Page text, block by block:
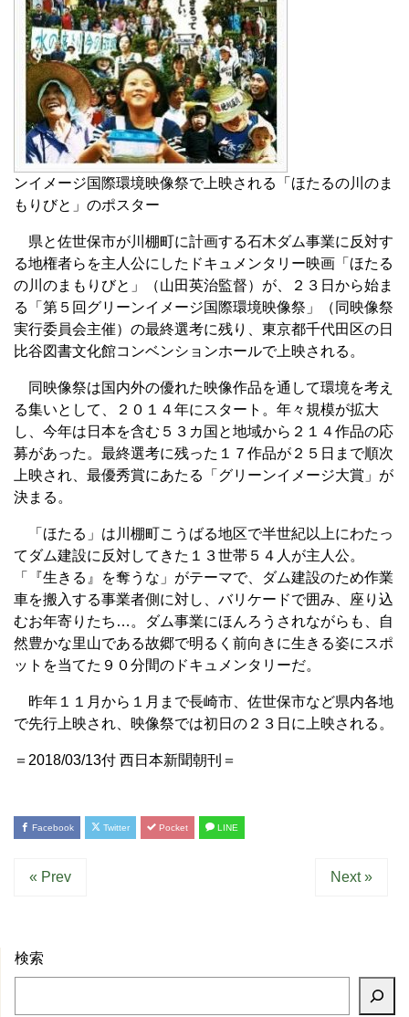
ンイメージ国際環境映像祭で上映される「ほたるの川のま
もりびと」のポスター
県と佐世保市が川棚町に計画する石木ダム事業に反対す
る地権者らを主人公にしたドキュメンタリー映画「ほたる
の川のまもりびと」（山田英治監督）が、２３日から始ま
る「第５回グリーンイメージ国際環境映像祭」（同映像祭
実行委員会主催）の最終選考に残り、東京都千代田区の日
比谷図書文化館コンベンションホールで上映される。
同映像祭は国内外の優れた映像作品を通して環境を考え
る集いとして、２０１４年にスタート。年々規模が拡大
し、今年は日本を含む５３カ国と地域から２１４作品の応
募があった。最終選考に残った１７作品が２５日まで順次
上映され、最優秀賞にあたる「グリーンイメージ大賞」が
決まる。
「ほたる」は川棚町こうばる地区で半世紀以上にわたっ
てダム建設に反対してきた１３世帯５４人が主人公。
「『生きる』を奪うな」がテーマで、ダム建設のため作業
車を搬入する事業者側に対し、バリケードで囲み、座り込
むお年寄りたち…。ダム事業にほんろうされながらも、自
然豊かな里山である故郷で明るく前向きに生きる姿にスポ
ットを当てた９０分間のドキュメンタリーだ。
昨年１１月から１月まで長崎市、佐世保市など県内各地
で先行上映され、映像祭では初日の２３日に上映される。
＝2018/03/13付 西日本新聞朝刊＝
Facebook Twitter Pocket LINE
« Prev Next »
検索